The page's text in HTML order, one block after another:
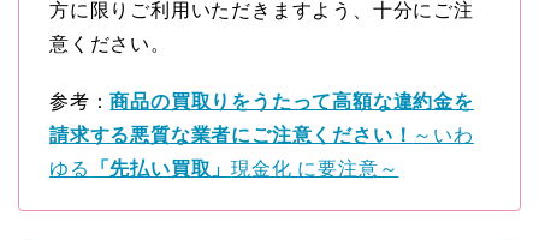
方に限りご利用いただきますよう、十分にご注
意ください。
参考：商品の買取りをうたって高額な違約金を
請求する悪質な業者にご注意ください！ ～いわ
ゆる
「先払い買取」現金化 に要注意～